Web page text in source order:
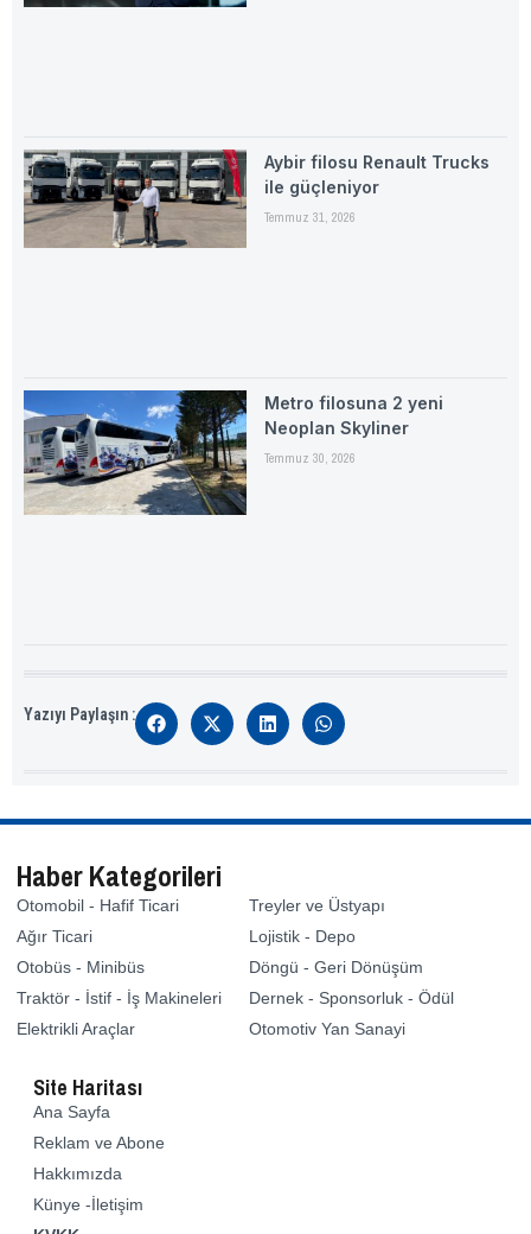
Aybir filosu Renault Trucks
ile güçleniyor
Temmuz 31, 2026
Metro filosuna 2 yeni
Neoplan Skyliner
Temmuz 30, 2026
Yazıyı Paylaşın :
Haber Kategorileri
Otomobil - Hafif Ticari
Ağır Ticari
Otobüs - Minibüs
Traktör - İstif - İş Makineleri
Elektrikli Araçlar
Treyler ve Üstyapı
Lojistik - Depo
Döngü - Geri Dönüşüm
Dernek - Sponsorluk - Ödül
Otomotiv Yan Sanayi
Site Haritası
Ana Sayfa
Reklam ve Abone
Hakkımızda
Künye -İletişim